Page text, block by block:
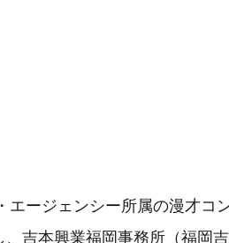
ージェンシー所属の漫才コン
吉本興業福岡事務所（福岡吉